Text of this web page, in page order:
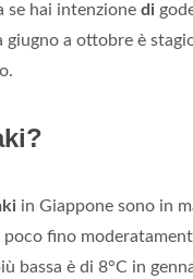
se hai intenzione di
giugno a ottobre è
in Giappone sono in
fino
bassa è di 8°C in